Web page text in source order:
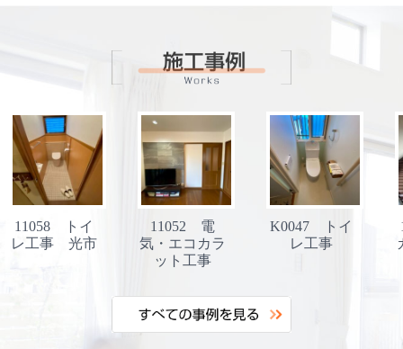
11058 トイ
レ工事 光市
11052 電
気・エコカラ
ット工事
K0047 トイ
レ工事